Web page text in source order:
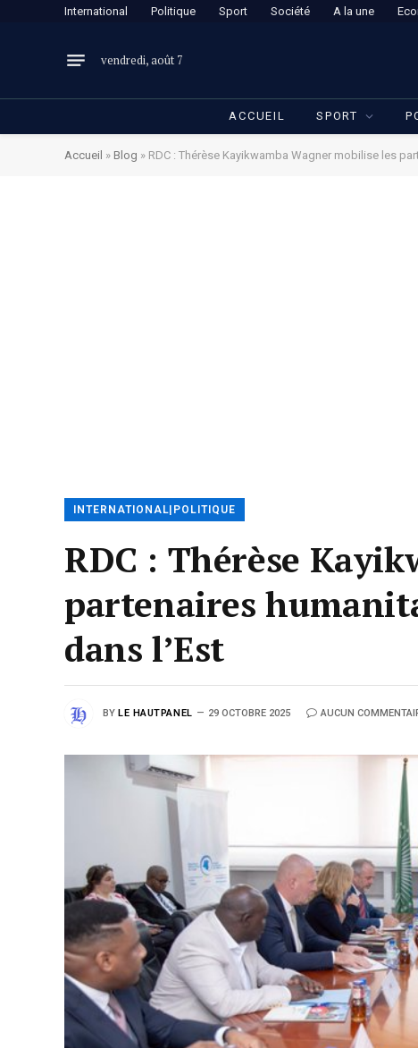
International Politique Sport Société A la une
vendredi, août 7
ACCUEIL SPORT
Accueil » Blog » RDC : Thérèse Kayikwamba Wagner mobilise les
INTERNATIONAL|POLITIQUE
RDC : Thérèse
partenaires
dans l’Est
BY LE HAUTPANEL 29 OCTOBRE 2025 AUCUN